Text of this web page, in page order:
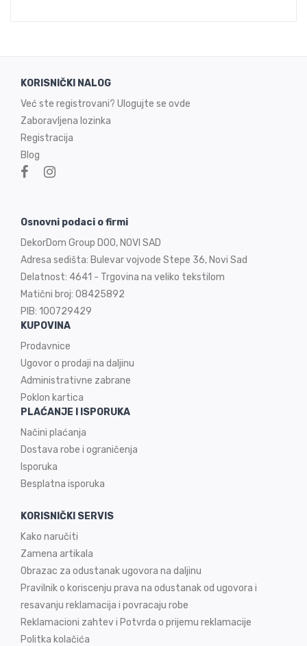
KORISNIČKI NALOG
Već ste registrovani? Ulogujte se ovde
Zaboravljena lozinka
Registracija
Blog
Osnovni podaci o firmi
DekorDom Group DOO, NOVI SAD
Adresa sedišta: Bulevar vojvode Stepe 36, Novi Sad
Delatnost: 4641 - Trgovina na veliko tekstilom
Matični broj: 08425892
PIB: 100729429
KUPOVINA
Prodavnice
Ugovor o prodaji na daljinu
Administrativne zabrane
Poklon kartica
PLAĆANJE I ISPORUKA
Načini plaćanja
Dostava robe i ograničenja
Isporuka
Besplatna isporuka
KORISNIČKI SERVIS
Kako naručiti
Zamena artikala
Obrazac za odustanak ugovora na daljinu
Pravilnik o koriscenju prava na odustanak od ugovora i
resavanju reklamacija i povracaju robe
Reklamacioni zahtev i Potvrda o prijemu reklamacije
Politka kolačića